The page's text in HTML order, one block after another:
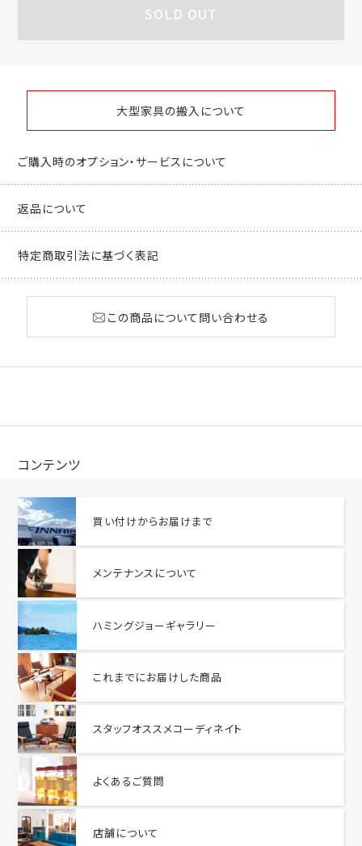
SOLD OUT
大型家具の搬入について
ご購入時のオプション・サービスについて
返品について
特定商取引法に基づく表記
この商品について問い合わせる
コンテンツ
買い付けからお届けまで
メンテナンスについて
ハミングジョーギャラリー
これまでにお届けした商品
スタッフオススメコーディネイト
よくあるご質問
店舗について